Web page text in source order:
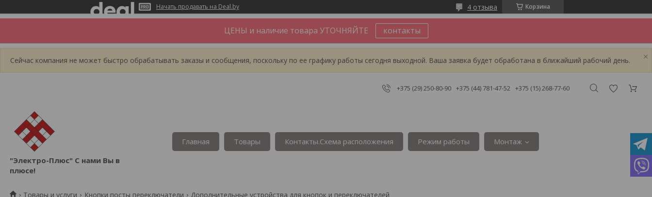
Начать продавать на Deal.by Корзина
4 отзыва
ЦЕНЫ и наличие товара УТОЧНЯЙТЕ контакты
Сейчас компания не может быстро обрабатывать заказы и сообщения, поскольку по ее графику работы сегодня выходной. Ваша заявка будет обработана в ближайший рабочий день.
+375 (29) 250-80-90 +375 (44) 781-47-52 +375 (15) 268-77-60
"Электро-Плюс" С нами Вы в
плюсе!
Главная Товары Контакты.Сxема расположения Режим работы Монтаж
Товары и услуги Кнопки посты переключатели Дополнительные устройства для кнопок и переключателей